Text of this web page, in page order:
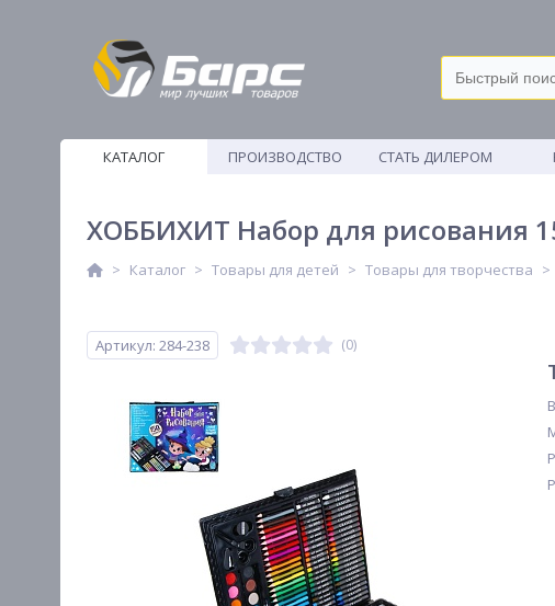
КАТАЛОГ
ПРОИЗВОДСТВО
СТАТЬ ДИЛЕРОМ
ХОББИХИТ Набор для рисования
Каталог Товары для детей Товары для творчества
Артикул: 284-238 (0)